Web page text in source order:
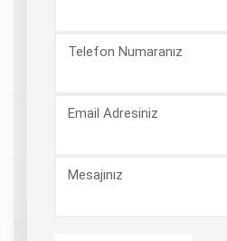
Telefon Numaranız
Email Adresiniz
Mesajınız